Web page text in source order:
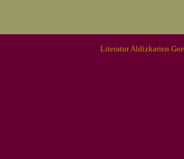
Literatur Aldizkarien